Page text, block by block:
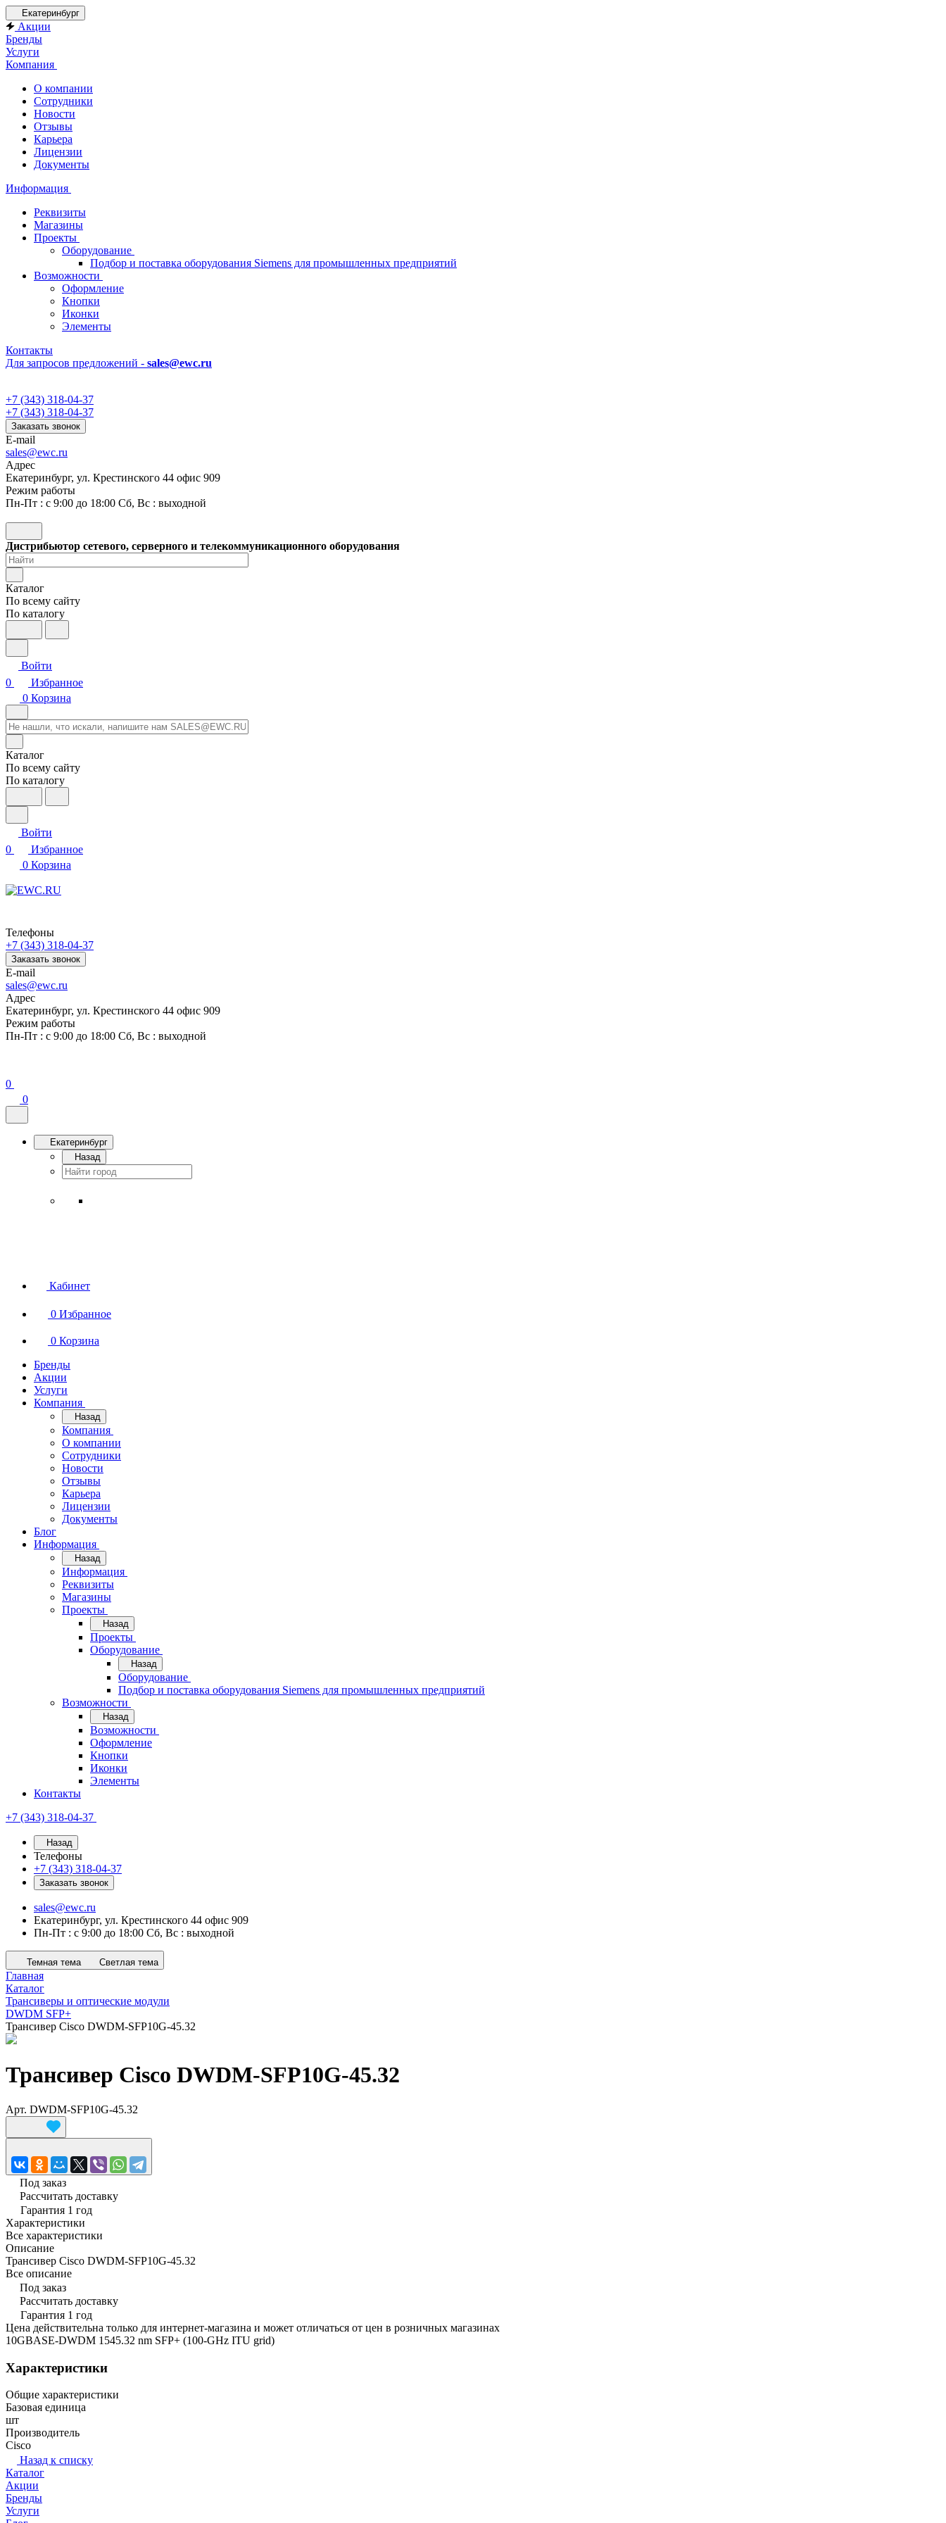
Екатеринбург
Акции
Бренды
Услуги
Компания
О компании
Сотрудники
Новости
Отзывы
Карьера
Лицензии
Документы
Информация
Реквизиты
Магазины
Проекты
Оборудование
Подбор и поставка оборудования Siemens для промышленных предприятий
Возможности
Оформление
Кнопки
Иконки
Элементы
Контакты
Для запросов предложений - sales@ewc.ru
+7 (343) 318-04-37
+7 (343) 318-04-37
Заказать звонок
E-mail
sales@ewc.ru
Адрес
Екатеринбург, ул. Крестинского 44 офис 909
Режим работы
Пн-Пт : с 9:00 до 18:00 Сб, Вс : выходной
Дистрибьютор сетевого, серверного и телекоммуникационного оборудования
Каталог
По всему сайту
По каталогу
Войти
0
Избранное
0 Корзина
Каталог
По всему сайту
По каталогу
Войти
0
Избранное
0 Корзина
Телефоны
+7 (343) 318-04-37
Заказать звонок
E-mail
sales@ewc.ru
Адрес
Екатеринбург, ул. Крестинского 44 офис 909
Режим работы
Пн-Пт : с 9:00 до 18:00 Сб, Вс : выходной
0
0
Екатеринбург
Назад
Кабинет
0 Избранное
0 Корзина
Бренды
Акции
Услуги
Компания
Назад
Компания
О компании
Сотрудники
Новости
Отзывы
Карьера
Лицензии
Документы
Блог
Информация
Назад
Информация
Реквизиты
Магазины
Проекты
Назад
Проекты
Оборудование
Назад
Оборудование
Подбор и поставка оборудования Siemens для промышленных предприятий
Возможности
Назад
Возможности
Оформление
Кнопки
Иконки
Элементы
Контакты
+7 (343) 318-04-37
Назад
Телефоны
+7 (343) 318-04-37
Заказать звонок
sales@ewc.ru
Екатеринбург, ул. Крестинского 44 офис 909
Пн-Пт : с 9:00 до 18:00 Сб, Вс : выходной
Темная тема Светлая тема
Главная
Каталог
Трансиверы и оптические модули
DWDM SFP+
Трансивер Cisco DWDM-SFP10G-45.32
Трансивер Cisco DWDM-SFP10G-45.32
Арт. DWDM-SFP10G-45.32
Под заказ
Рассчитать доставку
Гарантия 1 год
Характеристики
Все характеристики
Описание
Трансивер Cisco DWDM-SFP10G-45.32
Все описание
Под заказ
Рассчитать доставку
Гарантия 1 год
Цена действительна только для интернет-магазина и может отличаться от цен в розничных магазинах
10GBASE-DWDM 1545.32 nm SFP+ (100-GHz ITU grid)
Характеристики
Общие характеристики
Базовая единица
шт
Производитель
Cisco
Назад к списку
Каталог
Акции
Бренды
Услуги